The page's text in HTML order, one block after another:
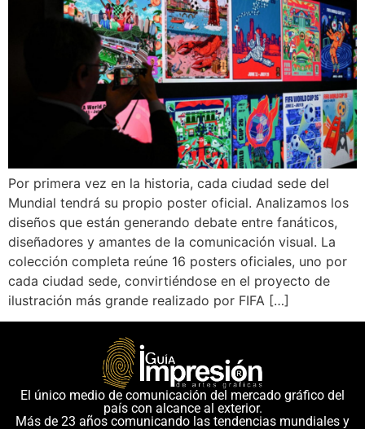
Por primera vez en la historia, cada ciudad sede del
Mundial tendrá su propio poster oficial. Analizamos los
diseños que están generando debate entre fanáticos,
diseñadores y amantes de la comunicación visual. La
colección completa reúne 16 posters oficiales, uno por
cada ciudad sede, convirtiéndose en el proyecto de
ilustración más grande realizado por FIFA […]
El único medio de comunicación del mercado gráfico del
país con alcance al exterior.
Más de 23 años comunicando las tendencias mundiales y